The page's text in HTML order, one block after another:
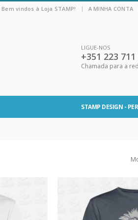
Bem vindos à Loja STAMP! | A MINHA CONTA
LIGUE-NOS
+351 223 711
Chamada para a
STAMP DESIGN -